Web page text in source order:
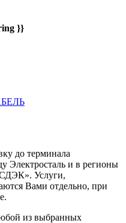
}}
до терминала
Электросталь и в регионы
Услуги,
Вами отдельно, при
из выбранных